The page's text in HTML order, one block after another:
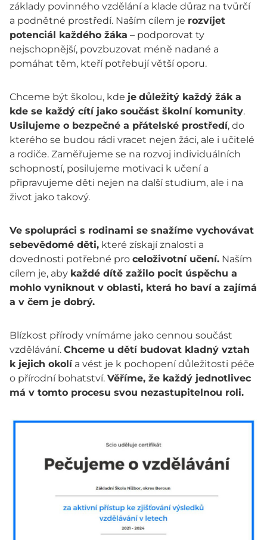
základy povinného vzdělání a klade důraz na tvůrčí
a podnětné prostředí. Naším cílem je rozvíjet
potenciál každého žáka – podporovat ty
nejschopnější, povzbuzovat méně nadané a
pomáhat těm, kteří potřebují větší oporu.
Chceme být školou, kde je důležitý každý žák a
kde se každý cítí jako součást školní komunity.
Usilujeme o bezpečné a přátelské prostředí, do
kterého se budou rádi vracet nejen žáci, ale i učitelé
a rodiče. Zaměřujeme se na rozvoj individuálních
schopností, posilujeme motivaci k učení a
připravujeme děti nejen na další studium, ale i na
život jako takový.
Ve spolupráci s rodinami se snažíme vychovávat
sebevědomé děti, které získají znalosti a
dovednosti potřebné pro celoživotní učení. Naším
cílem je, aby každé dítě zažilo pocit úspěchu a
mohlo vyniknout v oblasti, která ho baví a zajímá
a v čem je dobrý.
Blízkost přírody vnímáme jako cennou součást
vzdělávání. Chceme u dětí budovat kladný vztah
k jejich okolía vést je k pochopení důležitosti péče
o přírodní bohatství. Věříme, že každý jednotlivec
má v tomto procesu svou nezastupitelnou roli.